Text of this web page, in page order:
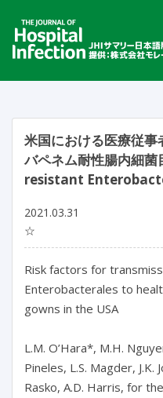
米国における医療従
バペネム耐性腸内細
resistant
2021.03.31
☆
Risk factors for
Enterobacterales to
gowns in the USA
L.M. O’Hara*, M.H.
Pineles, L.S. Magder, J.K.
Rasko, A.D. Harris, for